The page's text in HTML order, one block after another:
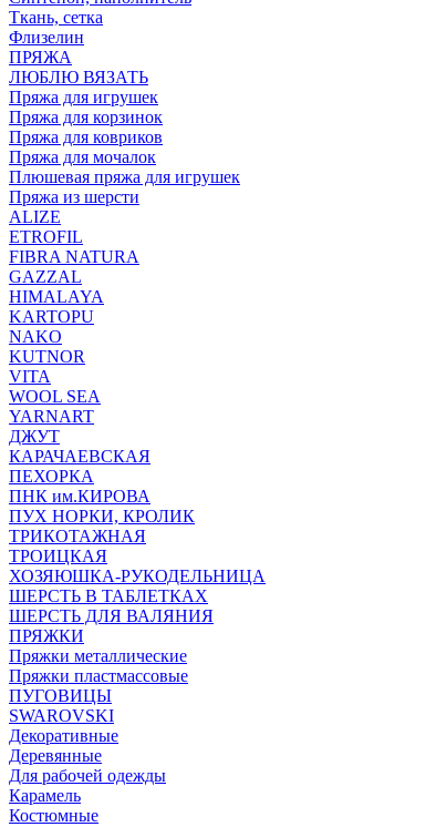
Ткань, сетка
Флизелин
ПРЯЖА
ЛЮБЛЮ ВЯЗАТЬ
Пряжа для игрушек
Пряжа для корзинок
Пряжа для ковриков
Пряжа для мочалок
Плюшевая пряжа для игрушек
Пряжа из шерсти
ALIZE
ETROFIL
FIBRA NATURA
GAZZAL
HIMALAYA
KARTOPU
NAKO
KUTNOR
VITA
WOOL SEA
YARNART
ДЖУТ
КАРАЧАЕВСКАЯ
ПЕХОРКА
ПНК им.КИРОВА
ПУХ НОРКИ, КРОЛИК
ТРИКОТАЖНАЯ
ТРОИЦКАЯ
ХОЗЯЮШКА-РУКОДЕЛЬНИЦА
ШЕРСТЬ В ТАБЛЕТКАХ
ШЕРСТЬ ДЛЯ ВАЛЯНИЯ
ПРЯЖКИ
Пряжки металлические
Пряжки пластмассовые
ПУГОВИЦЫ
SWAROVSKI
Декоративные
Деревянные
Для рабочей одежды
Карамель
Костюмные